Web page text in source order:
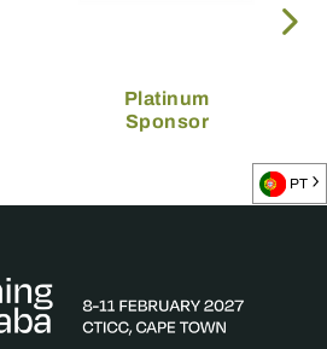
Platinum
Sponsor
PT